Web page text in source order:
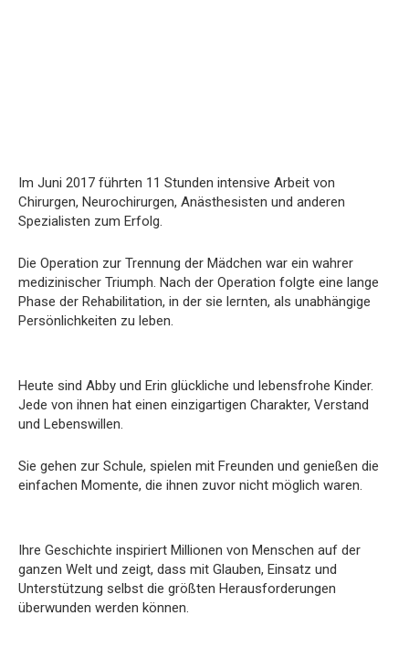
Im Juni 2017 führten 11 Stunden intensive Arbeit von
Chirurgen, Neurochirurgen, Anästhesisten und anderen
Spezialisten zum Erfolg.
Die Operation zur Trennung der Mädchen war ein wahrer
medizinischer Triumph. Nach der Operation folgte eine lange
Phase der Rehabilitation, in der sie lernten, als unabhängige
Persönlichkeiten zu leben.
Heute sind Abby und Erin glückliche und lebensfrohe Kinder.
Jede von ihnen hat einen einzigartigen Charakter, Verstand
und Lebenswillen.
Sie gehen zur Schule, spielen mit Freunden und genießen die
einfachen Momente, die ihnen zuvor nicht möglich waren.
Ihre Geschichte inspiriert Millionen von Menschen auf der
ganzen Welt und zeigt, dass mit Glauben, Einsatz und
Unterstützung selbst die größten Herausforderungen
überwunden werden können.